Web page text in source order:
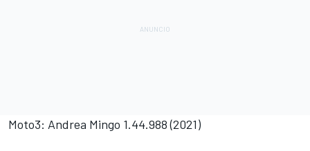
Moto3: Andrea Mingo 1.44.988 (2021)